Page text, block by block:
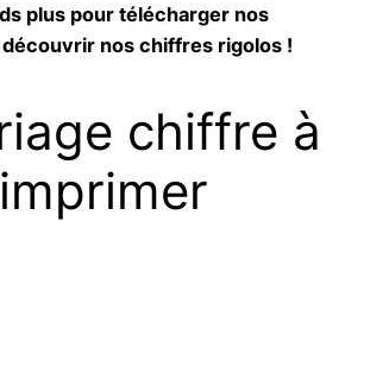
plus pour télécharger nos
nos chiffres rigolos !
chiffre à
imprimer